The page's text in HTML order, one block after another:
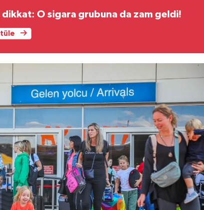
dikkat: O sigara grubuna da zam geldi!